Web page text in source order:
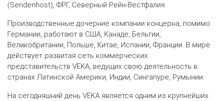
(Sendenhost), ФРГ, Северный Рейн-Вестфалия.
Производственные дочерние компании концерна, помимо
Германии, работают в США, Канаде, Бельгии,
Великобритании, Польше, Китае, Испании, Франции. В мире
действует развитая сеть коммерческих
представительств VEKA, ведущих свою деятельность в
странах Латинской Америки, Индии, Сингапуре, Румынии.
На сегодняшний день VEKA является одним из крупнейших